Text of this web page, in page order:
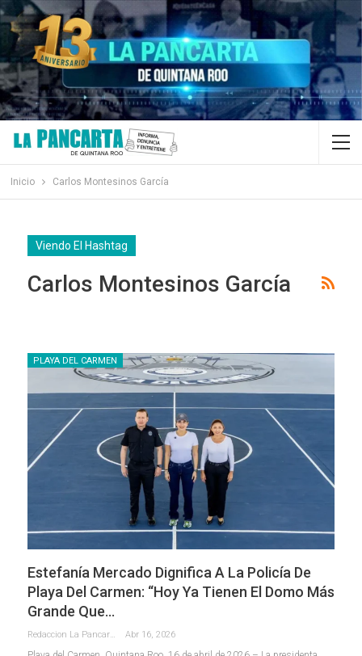
Inicio Carlos Montesinos García
Viendo El Hashtag
Carlos Montesinos García
PLAYA DEL CARMEN
Estefanía Mercado Dignifica A La Policía De
Playa Del Carmen: “Hoy Ya Tienen El Domo Más
Grande Que…
Redaccion La Pancarta De Quintana Roo Abr 16, 2026